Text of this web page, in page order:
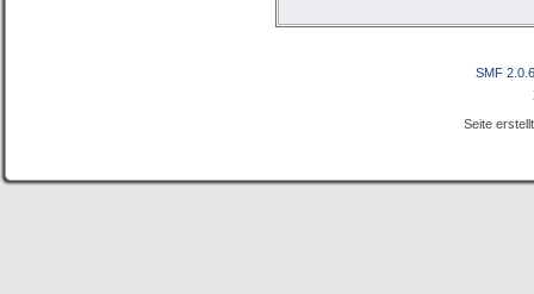
SMF 2.0.6
Seite